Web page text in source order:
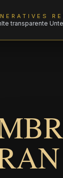
transparente